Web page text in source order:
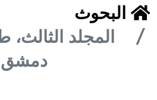
البحوث
دمشق